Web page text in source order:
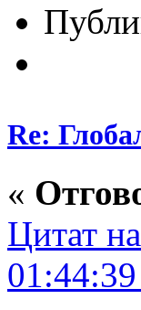
Re:
«
Цитат